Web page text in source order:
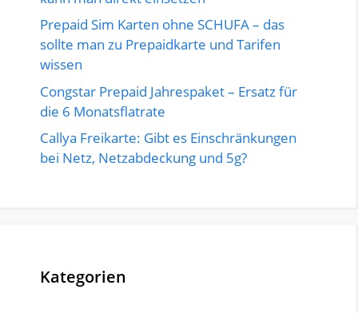
Prepaid Sim Karten ohne SCHUFA – das
sollte man zu Prepaidkarte und Tarifen
wissen
Congstar Prepaid Jahrespaket – Ersatz für
die 6 Monatsflatrate
Callya Freikarte: Gibt es Einschränkungen
bei Netz, Netzabdeckung und 5g?
Kategorien